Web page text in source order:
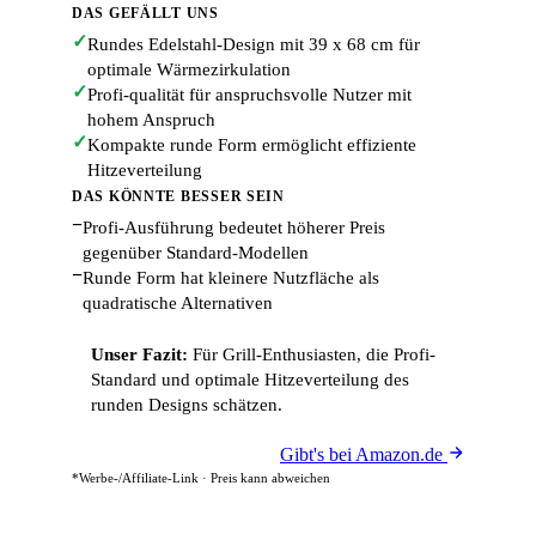
DAS GEFÄLLT UNS
✓Rundes Edelstahl-Design mit 39 x 68 cm für
optimale Wärmezirkulation
✓Profi-qualität für anspruchsvolle Nutzer mit
hohem Anspruch
✓Kompakte runde Form ermöglicht effiziente
Hitzeverteilung
DAS KÖNNTE BESSER SEIN
−Profi-Ausführung bedeutet höherer Preis
gegenüber Standard-Modellen
−Runde Form hat kleinere Nutzfläche als
quadratische Alternativen
Unser Fazit: Für Grill-Enthusiasten, die Profi-
Standard und optimale Hitzeverteilung des
runden Designs schätzen.
Gibt's bei Amazon.de
*Werbe-/Affiliate-Link · Preis kann abweichen